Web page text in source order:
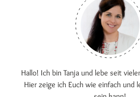
Hallo! Ich bin Tanja und lebe seit
Hier zeige ich Euch wie einfach und